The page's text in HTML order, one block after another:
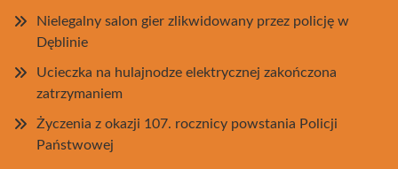
Nielegalny salon gier zlikwidowany przez policję w
Dęblinie
Ucieczka na hulajnodze elektrycznej zakończona
zatrzymaniem
Życzenia z okazji 107. rocznicy powstania Policji
Państwowej